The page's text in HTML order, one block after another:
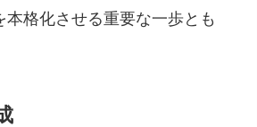
格化させる重要な一歩とも